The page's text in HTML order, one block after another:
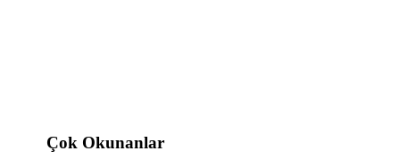
Çok Okunanlar